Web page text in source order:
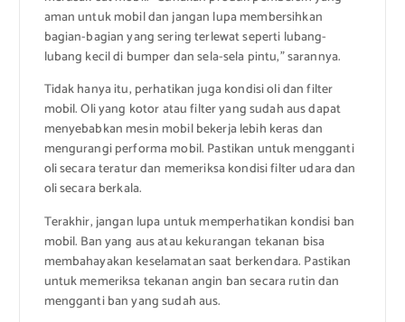
aman untuk mobil dan jangan lupa membersihkan
bagian-bagian yang sering terlewat seperti lubang-
lubang kecil di bumper dan sela-sela pintu,” sarannya.
Tidak hanya itu, perhatikan juga kondisi oli dan filter
mobil. Oli yang kotor atau filter yang sudah aus dapat
menyebabkan mesin mobil bekerja lebih keras dan
mengurangi performa mobil. Pastikan untuk mengganti
oli secara teratur dan memeriksa kondisi filter udara dan
oli secara berkala.
Terakhir, jangan lupa untuk memperhatikan kondisi ban
mobil. Ban yang aus atau kekurangan tekanan bisa
membahayakan keselamatan saat berkendara. Pastikan
untuk memeriksa tekanan angin ban secara rutin dan
mengganti ban yang sudah aus.